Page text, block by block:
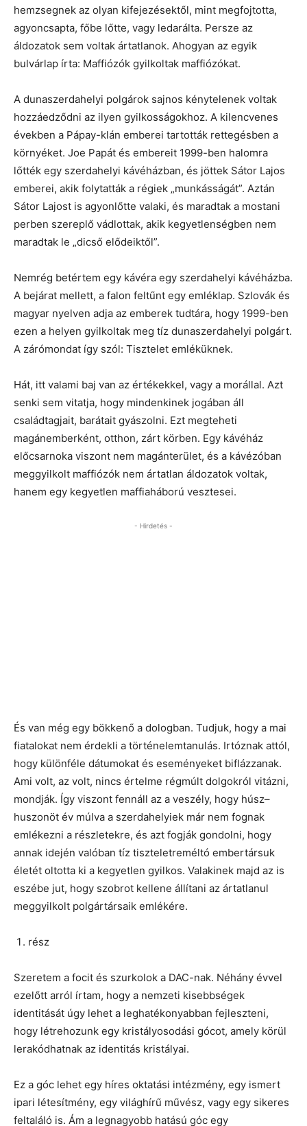
hemzsegnek az olyan kifejezésektől, mint megfojtotta,
agyoncsapta, főbe lőtte, vagy ledarálta. Persze az
áldozatok sem voltak ártatlanok. Ahogyan az egyik
bulvárlap írta: Maffiózók gyilkoltak maffiózókat.
A dunaszerdahelyi polgárok sajnos kénytelenek voltak
hozzáedződni az ilyen gyilkosságokhoz. A kilencvenes
években a Pápay-klán emberei tartották rettegésben a
környéket. Joe Papát és embereit 1999-ben halomra
lőtték egy szerdahelyi kávéházban, és jöttek Sátor Lajos
emberei, akik folytatták a régiek „munkásságát”. Aztán
Sátor Lajost is agyonlőtte valaki, és maradtak a mostani
perben szereplő vádlottak, akik kegyetlenségben nem
maradtak le „dicső elődeiktől”.
Nemrég betértem egy kávéra egy szerdahelyi kávéházba.
A bejárat mellett, a falon feltűnt egy emléklap. Szlovák és
magyar nyelven adja az emberek tudtára, hogy 1999-ben
ezen a helyen gyilkoltak meg tíz dunaszerdahelyi polgárt.
A zárómondat így szól: Tisztelet emléküknek.
Hát, itt valami baj van az értékekkel, vagy a morállal. Azt
senki sem vitatja, hogy mindenkinek jogában áll
családtagjait, barátait gyászolni. Ezt megteheti
magánemberként, otthon, zárt körben. Egy kávéház
előcsarnoka viszont nem magánterület, és a kávézóban
meggyilkolt maffiózók nem ártatlan áldozatok voltak,
hanem egy kegyetlen maffiaháború vesztesei.
- Hirdetés -
És van még egy bökkenő a dologban. Tudjuk, hogy a mai
fiatalokat nem érdekli a történelemtanulás. Irtóznak attól,
hogy különféle dátumokat és eseményeket biflázzanak.
Ami volt, az volt, nincs értelme régmúlt dolgokról vitázni,
mondják. Így viszont fennáll az a veszély, hogy húsz–
huszonöt év múlva a szerdahelyiek már nem fognak
emlékezni a részletekre, és azt fogják gondolni, hogy
annak idején valóban tíz tiszteletreméltó embertársuk
életét oltotta ki a kegyetlen gyilkos. Valakinek majd az is
eszébe jut, hogy szobrot kellene állítani az ártatlanul
meggyilkolt polgártársaik emlékére.
rész
Szeretem a focit és szurkolok a DAC-nak. Néhány évvel
ezelőtt arról írtam, hogy a nemzeti kisebbségek
identitását úgy lehet a leghatékonyabban fejleszteni,
hogy létrehozunk egy kristályosodási gócot, amely körül
lerakódhatnak az identitás kristályai.
Ez a góc lehet egy híres oktatási intézmény, egy ismert
ipari létesítmény, egy világhírű művész, vagy egy sikeres
feltaláló is. Ám a legnagyobb hatású góc egy